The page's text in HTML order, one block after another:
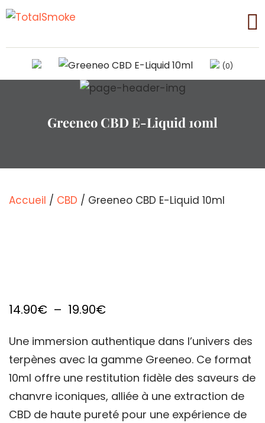
(0)
Greeneo CBD E-Liquid 10ml
Accueil / CBD / Greeneo CBD E-Liquid 10ml
14.90€ – 19.90€Plage
prix :
14.90€
à
19.90€
Une immersion authentique dans l’univers des
terpènes avec la gamme Greeneo. Ce format
10ml offre une restitution fidèle des saveurs de
chanvre iconiques, alliée à une extraction de
CBD de haute pureté pour une expérience de